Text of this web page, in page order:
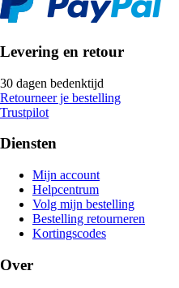
Levering en retour
30 dagen bedenktijd
Retourneer je bestelling
Trustpilot
Diensten
Mijn account
Helpcentrum
Volg mijn bestelling
Bestelling retourneren
Kortingscodes
Over